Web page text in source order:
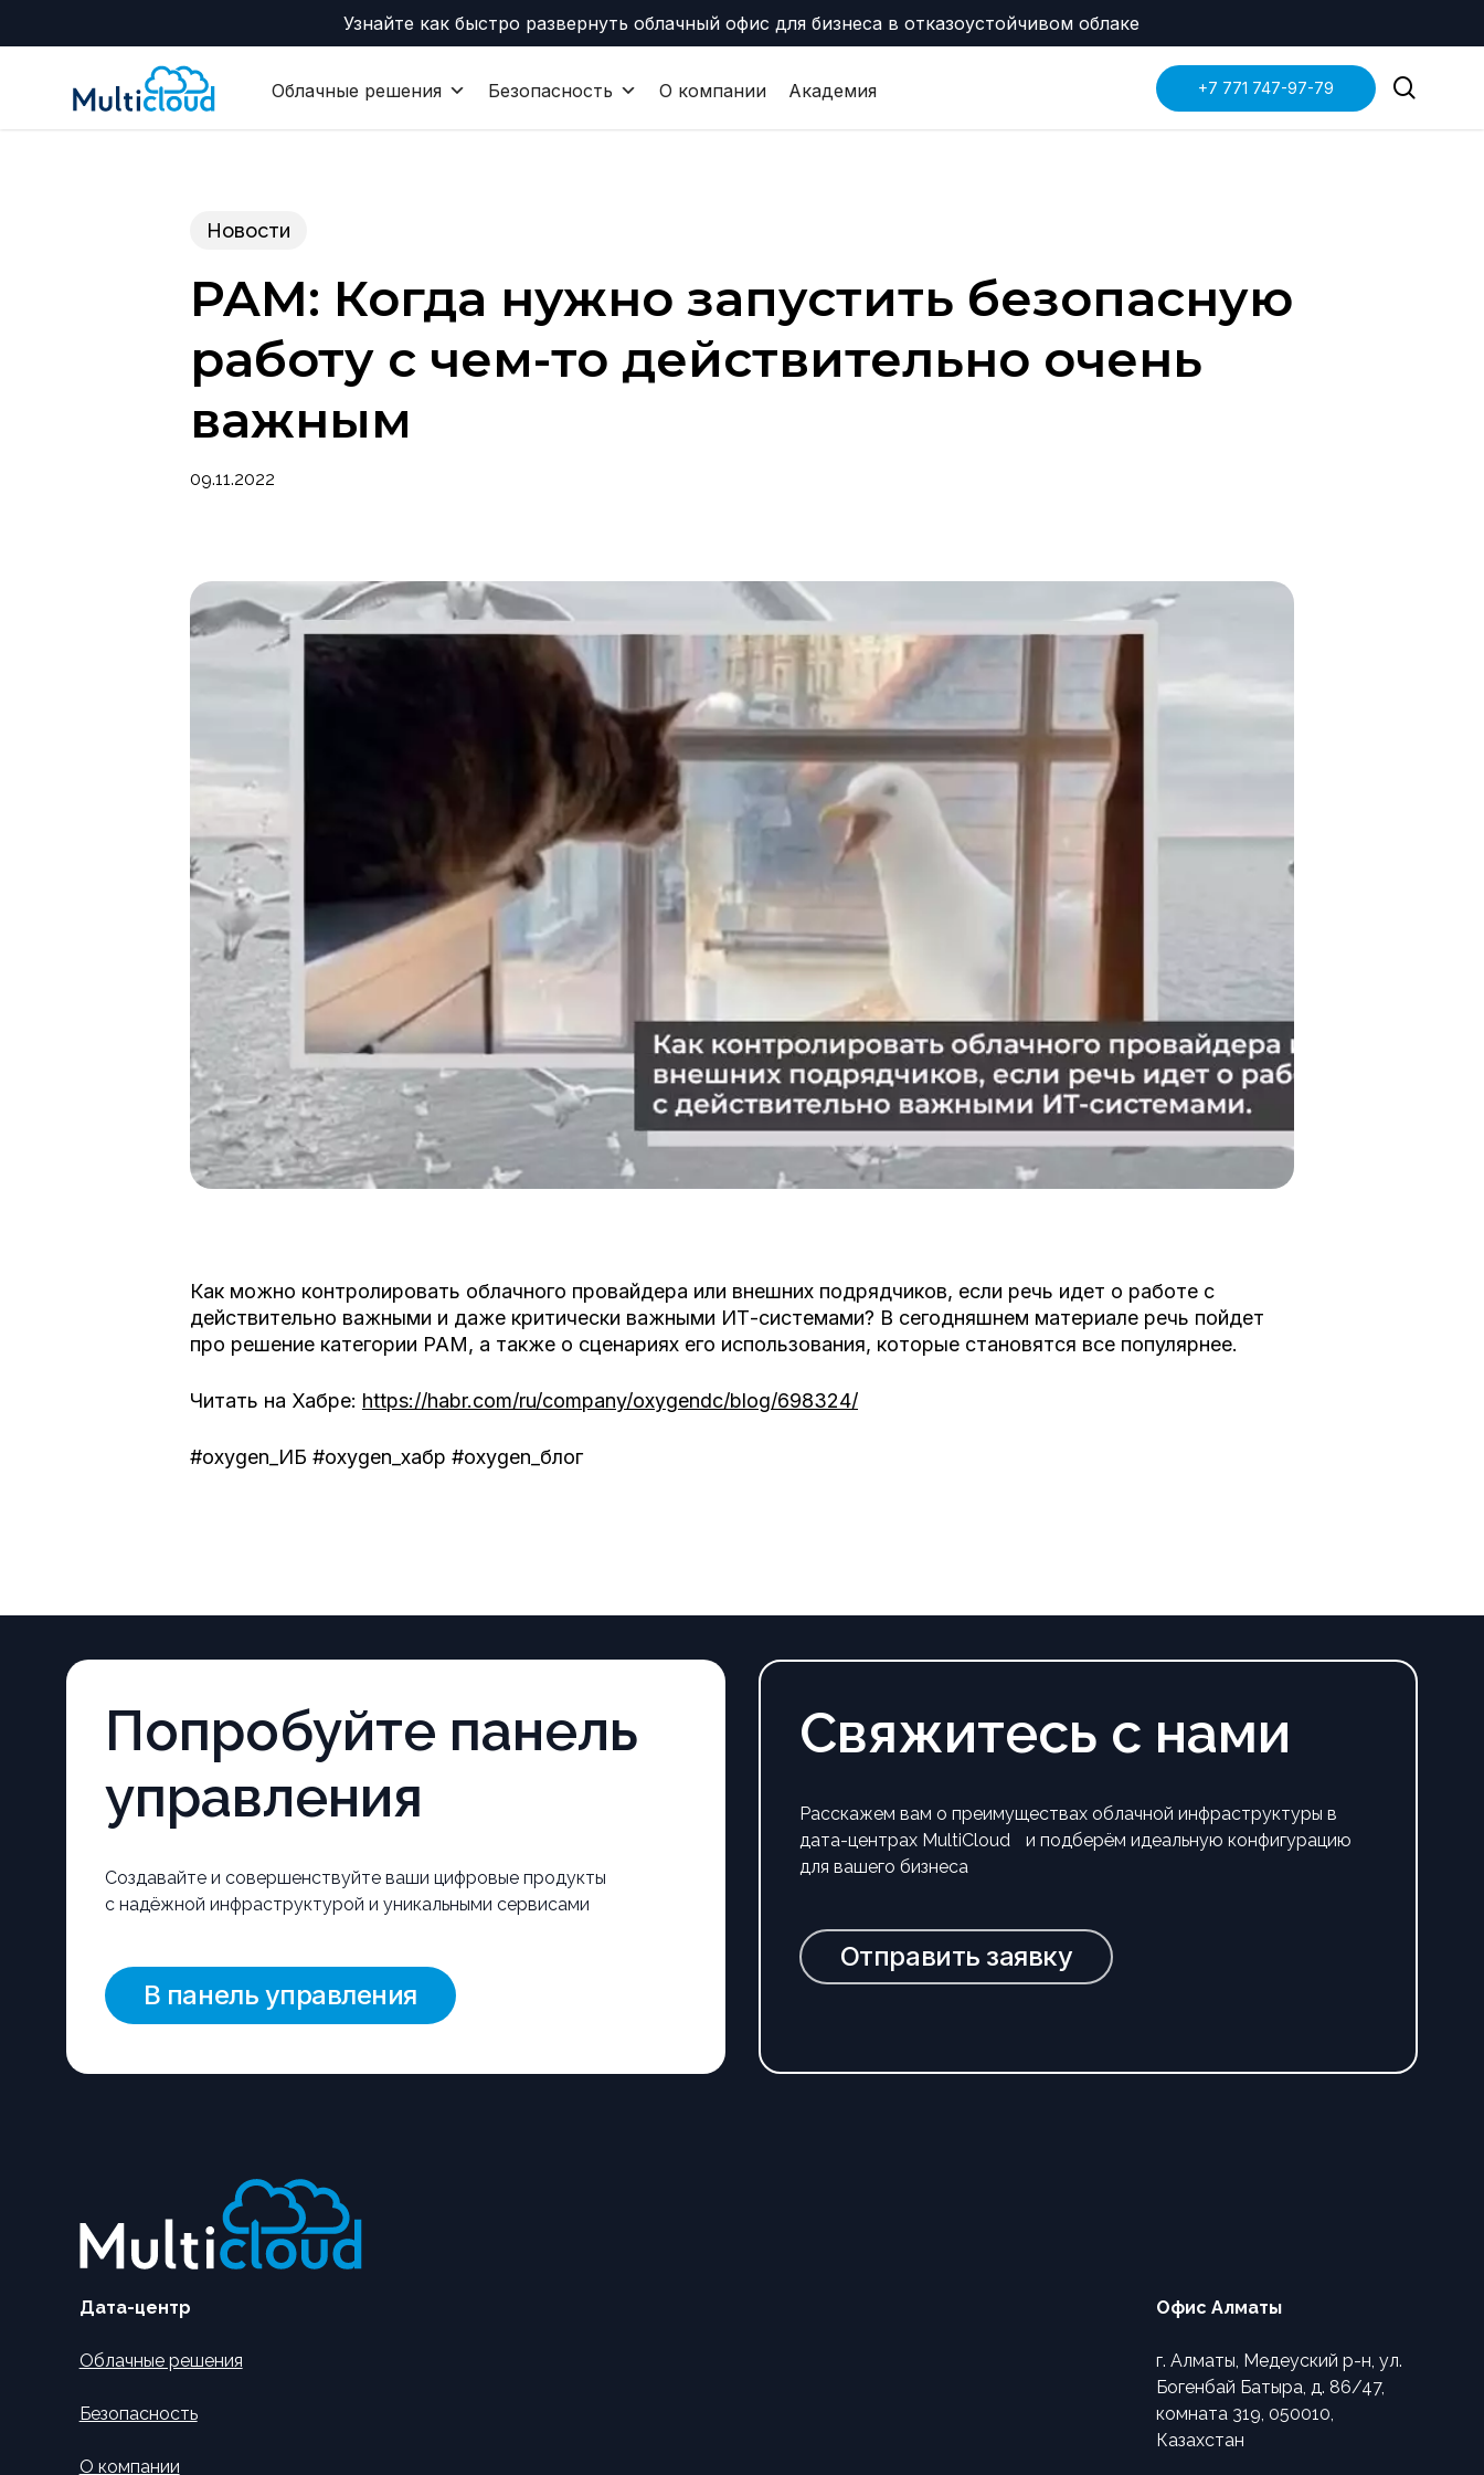
Узнайте как быстро развернуть облачный офис для бизнеса в отказоустойчивом облаке
Облачные решения Безопасность О компании Академия +7 771 747-97-79
Новости
PAM: Когда нужно запустить безопасную
работу с чем-то действительно очень
важным
09.11.2022
Как можно контролировать облачного провайдера или внешних подрядчиков, если речь идет о работе с
действительно важными и даже критически важными ИТ-системами? В сегодняшнем материале речь пойдет
про решение категории PAM, а также о сценариях его использования, которые становятся все популярнее.
Читать на Хабре: https://habr.com/ru/company/oxygendc/blog/698324/
#oxygen_ИБ #oxygen_хабр #oxygen_блог
Попробуйте панель
управления
Создавайте и совершенствуйте ваши цифровые продукты
с надёжной инфраструктурой и уникальными сервисами
В панель управления
Свяжитесь с нами
Расскажем вам о преимуществах облачной инфраструктуры в
дата-центрах MultiCloud и подберём идеальную конфигурацию
для вашего бизнеса
Отправить заявку
Дата-центр
Облачные решения
Безопасность
О компании
Офис Алматы
г. Алматы, Медеуский р-н, ул.
Богенбай Батыра, д. 86/47,
комната 319, 050010,
Казахстан